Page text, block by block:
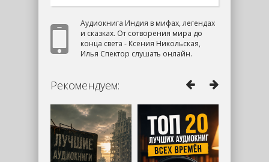
Аудиокнига Индия в мифах, легендах
и сказках. От сотворения мира до
конца света - Ксения Никольская,
Илья Спектор слушать онлайн.
Рекомендуем: